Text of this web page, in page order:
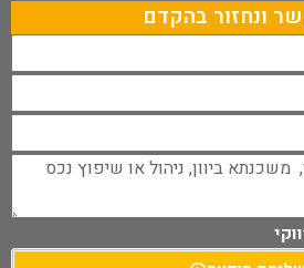
ונחזור בהקדם